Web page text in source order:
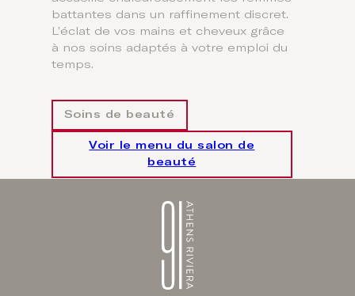
battantes dans un raffinement discret.
L’éclat de vos mains et cheveux grâce
à nos soins adaptés à votre emploi du
temps.
Soins de beauté
Voir le menu du salon de
beauté